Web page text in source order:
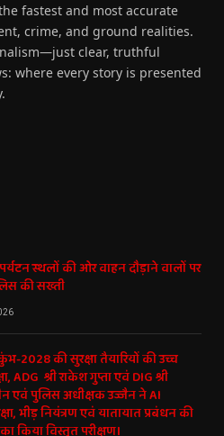
fastest and most accurate
crime, and ground realities.
clear, truthful
where every story is presented
स्थलों की ओर वाहन दौड़ाने वालों पर
की सख्ती
2028 की सुरक्षा तैयारियों की उच्च
ADG श्री राकेश गुप्ता एवं DIG श्री
एवं पुलिस अधीक्षक उज्जैन ने AI
भीड़ नियंत्रण एवं यातायात प्रबंधन की
किया विस्तृत परीक्षण।